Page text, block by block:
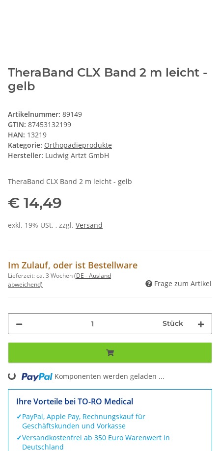
TheraBand CLX Band 2 m leicht -
gelb
Artikelnummer: 89149
GTIN: 87453132199
HAN: 13219
Kategorie: Orthopädieprodukte
Hersteller: Ludwig Artzt GmbH
TheraBand CLX Band 2 m leicht - gelb
€ 14,49
exkl. 19% USt. , zzgl. Versand
Im Zulauf, oder ist Bestellware
Lieferzeit:ca. 3 Wochen(DE - Ausland
abweichend)
Frage zum Artikel
Stück
Loading... Komponenten werden geladen ...
Ihre Vorteile bei TO-RO Medical
✓PayPal, Apple Pay, Rechnungskauf für
Geschäftskunden und Vorkasse
✓Versandkostenfrei ab 350 Euro Warenwert in
Deutschland